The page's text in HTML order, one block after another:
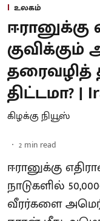
உலகம்
குவிக்கும்
தரைவழித்
திட்டமா? |
கிழக்கு நியூஸ்
2 min read
ஈரானுக்கு
நாடுகளில்
வீரர்களை